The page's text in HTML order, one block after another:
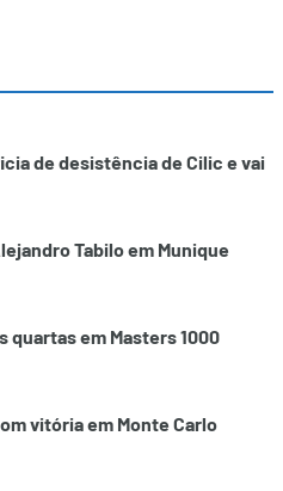
de desistência de Cilic e vai
Tabilo em Munique
quartas em Masters 1000
vitória em Monte Carlo